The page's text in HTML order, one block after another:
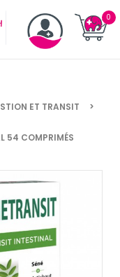
ET TRANSIT
54 COMPRIMÉS